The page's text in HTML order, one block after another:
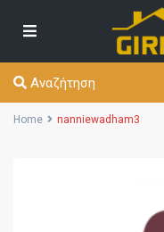
Αναζήτηση
Home nanniewadham3